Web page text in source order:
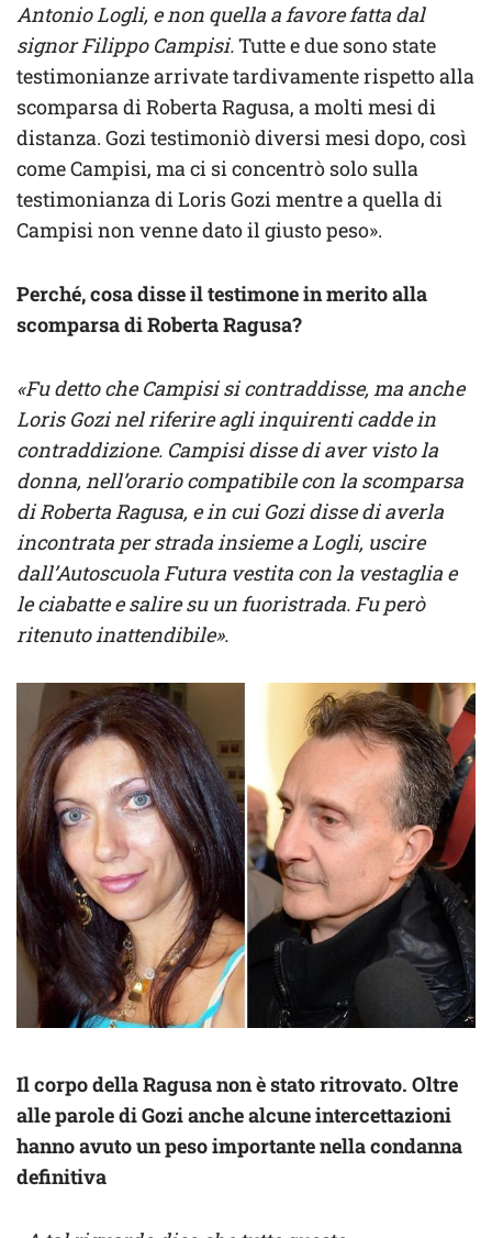
Antonio Logli, e non quella a favore fatta dal
signor Filippo Campisi.Tutte e due sono state
testimonianze arrivate tardivamente rispetto alla
scomparsa di Roberta Ragusa, a molti mesi di
distanza. Gozi testimoniò diversi mesi dopo, così
come Campisi, ma ci si concentrò solo sulla
testimonianza di Loris Gozi mentre a quella di
Campisi non venne dato il giusto peso».
Perché, cosa disse il testimone in merito alla
scomparsa di Roberta Ragusa?
«Fu detto che Campisi si contraddisse, ma anche
Loris Gozi nel riferire agli inquirenti cadde in
contraddizione. Campisi disse di aver visto la
donna, nell’orario compatibile con la scomparsa
di Roberta Ragusa, e in cui Gozi disse di averla
incontrata per strada insieme a Logli, uscire
dall’Autoscuola Futura vestita con la vestaglia e
le ciabatte e salire su un fuoristrada. Fu però
ritenuto inattendibile».
Il corpo della Ragusa non è stato ritrovato. Oltre
alle parole di Gozi anche alcune intercettazioni
hanno avuto un peso importante nella condanna
definitiva